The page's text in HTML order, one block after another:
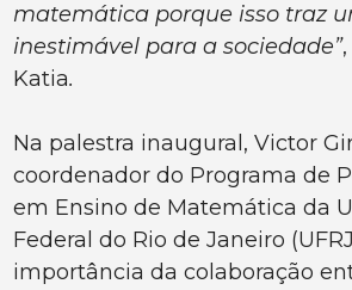
matemática porque isso traz
inestimável para a sociedade”
Katia.
Na palestra inaugural, Victor
coordenador do Programa de
em Ensino de Matemática da
Federal do Rio de Janeiro
importância da colaboração